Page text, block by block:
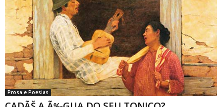
Prosa e Poesias